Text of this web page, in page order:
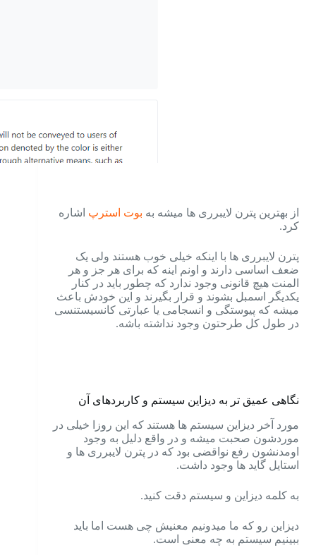
از بهترین پترن لایبرری ها میشه به بوت استرپ اشاره
کرد.
پترن لایبرری ها با اینکه خیلی خوب هستند ولی یک
ضعف اساسی دارند و اونم اینه که برای هر جز و هر
المنت هیچ قانونی وجود ندارد که چطور باید در کنار
یکدیگر اسمبل بشوند و قرار بگیرند و این خودش باعث
میشه که پیوستگی و انسجامی یا عبارتی کانسیستنسی
در طول کل طرحتون وجود نداشته باشه.
نگاهی عمیق تر به دیزاین سیستم و کاربردهای آن
مورد آخر دیزاین سیستم ها هستند که این روزا خیلی در
موردشون صحبت میشه و در واقع دلیل به وجود
اومدنشون رفع نواقضی بود که در پترن لایبرری ها و
استایل گاید ها وجود داشت.
به کلمه دیزاین و سیستم دقت کنید.
دیزاین رو که ما میدونیم معنیش چی هست اما باید
ببینیم سیستم به چه معنی است.